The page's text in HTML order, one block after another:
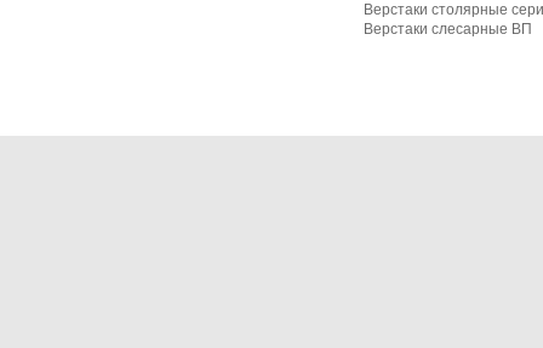
Верстаки столярные
Верстаки слесарные ВП